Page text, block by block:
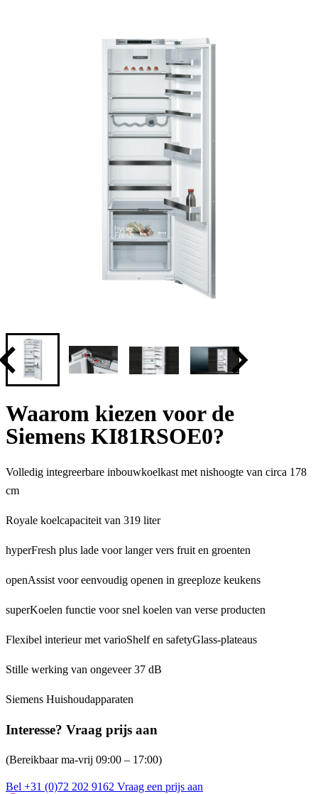
Waarom kiezen voor de
Siemens KI81RSOE0?
Volledig integreerbare inbouwkoelkast met nishoogte van circa 178
cm
Royale koelcapaciteit van 319 liter
hyperFresh plus lade voor langer vers fruit en groenten
openAssist voor eenvoudig openen in greeploze keukens
superKoelen functie voor snel koelen van verse producten
Flexibel interieur met varioShelf en safetyGlass-plateaus
Stille werking van ongeveer 37 dB
Siemens Huishoudapparaten
Interesse? Vraag prijs aan
(Bereikbaar ma-vrij 09:00 – 17:00)
Bel +31 (0)72 202 9162 Vraag een prijs aan